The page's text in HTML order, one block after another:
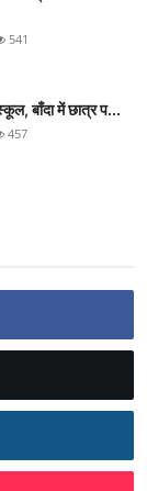
541
बाँदा में छात्र प...
457